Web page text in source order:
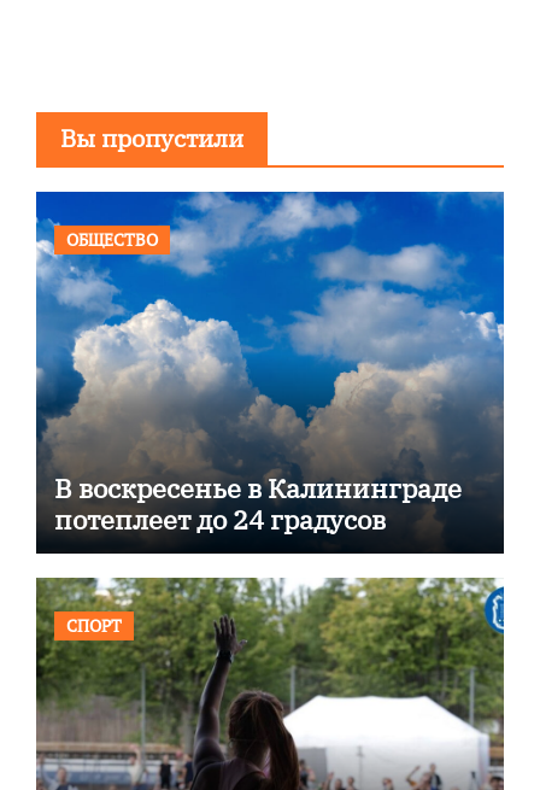
Вы пропустили
ОБЩЕСТВО
В воскресенье в Калининграде
потеплеет до 24 градусов
СПОРТ